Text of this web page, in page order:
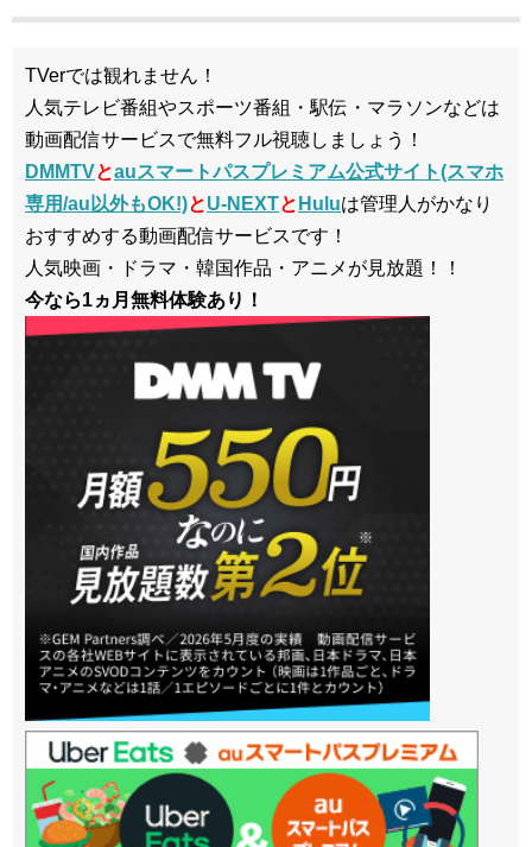
TVerでは観れません！
人気テレビ番組やスポーツ番組・駅伝・マラソンなどは
動画配信サービスで無料フル視聴しましょう！
DMMTVとauスマートパスプレミアム公式サイト(スマホ
専用/au以外もOK!)とU-NEXTと Huluは管理人がかなり
おすすめする動画配信サービスです！
人気映画・ドラマ・韓国作品・アニメが見放題！！
今なら1ヵ月無料体験あり！